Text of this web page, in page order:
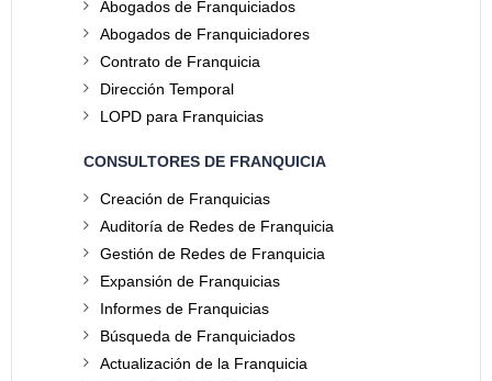
Abogados de Franquiciados
Abogados de Franquiciadores
Contrato de Franquicia
Dirección Temporal
LOPD para Franquicias
CONSULTORES DE FRANQUICIA
Creación de Franquicias
Auditoría de Redes de Franquicia
Gestión de Redes de Franquicia
Expansión de Franquicias
Informes de Franquicias
Búsqueda de Franquiciados
Actualización de la Franquicia